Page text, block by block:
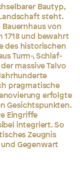
Bautyp,
steht.
von
1718 und bewahrt
des historischen
Turm-, Schlaf-
massive Talvo
pragmatische
erfolgte
Gesichtspunkten.
Eingriffe
integriert. So
Zeugnis
Gegenwart